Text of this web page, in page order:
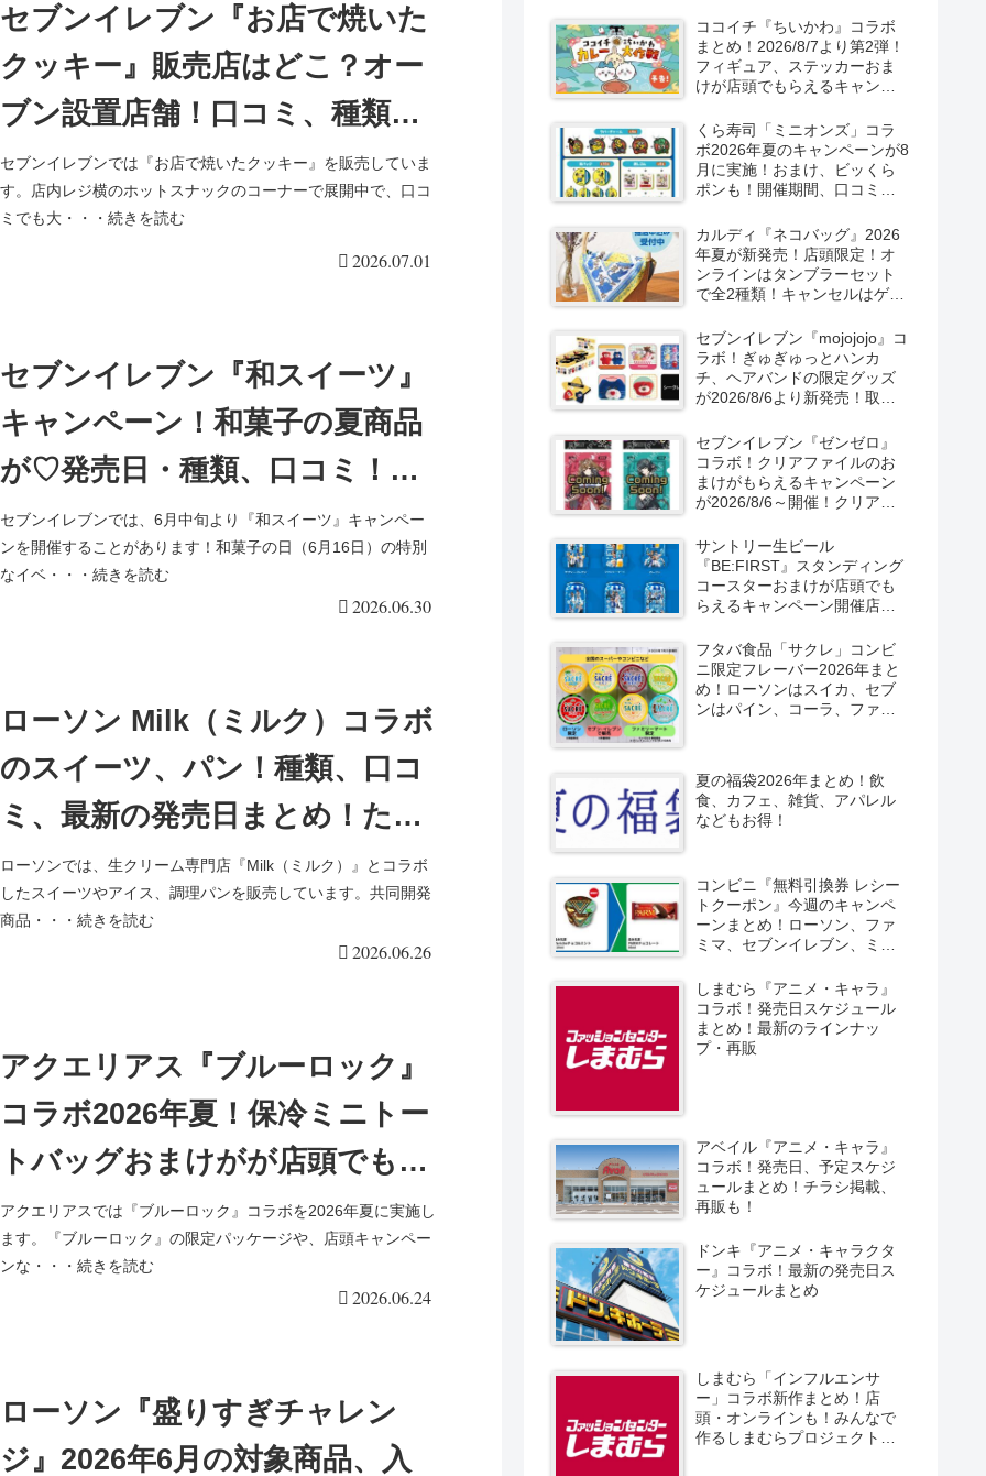
セブンイレブン『お店で焼いた
クッキー』販売店はどこ？オー
ブン設置店舗！口コミ、種類ま
とめ！抹茶も地域＆期間限定で
販売！
セブンイレブンでは『お店で焼いたクッキー』を販売していま
す。店内レジ横のホットスナックのコーナーで展開中で、口コ
ミでも大・・・続きを読む
2026.07.01
セブンイレブン『和スイーツ』
キャンペーン！和菓子の夏商品
が♡発売日・種類、口コミ！黒
糖烏龍ミルクティーパフェなど
が2026年7月より新発売！
セブンイレブンでは、6月中旬より『和スイーツ』キャンペー
ンを開催することがあります！和菓子の日（6月16日）の特別
なイベ・・・続きを読む
2026.06.30
ローソン Milk（ミルク）コラボ
のスイーツ、パン！種類、口コ
ミ、最新の発売日まとめ！たっ
ぷり生クリームサンドが
2026/6/30より新発売！
ローソンでは、生クリーム専門店『Milk（ミルク）』とコラボ
したスイーツやアイス、調理パンを販売しています。共同開発
商品・・・続きを読む
2026.06.26
アクエリアス『ブルーロック』
コラボ2026年夏！保冷ミニトー
トバッグおまけがが店頭でもら
えるキャンペーンが実施！開催
店はどこ？
アクエリアスでは『ブルーロック』コラボを2026年夏に実施し
ます。『ブルーロック』の限定パッケージや、店頭キャンペー
ンな・・・続きを読む
2026.06.24
ローソン『盛りすぎチャレン
ジ』2026年6月の対象商品、入
LostWordのプラモ風アクキ
ー、カラビナ、クリアファイ
ルが2026/8/7より新発売！
ココイチ『ちいかわ』コラボ
まとめ！2026/8/7より第2弾！
フィギュア、ステッカーおま
けが店頭でもらえるキャンペ
る！
くら寿司「ミニオンズ」コラ
ボ2026年夏のキャンペーンが8
月に実施！おまけ、ビッくら
ポンも！開催期間、口コミ、
カルディ『ネコバッグ』2026
年夏が新発売！店頭限定！オ
ンラインはタンブラーセット
で全2種類！キャンセルはゲリ
セブンイレブン『mojojojo』コ
ラボ！ぎゅぎゅっとハンカ
チ、ヘアバンドの限定グッズ
が2026/8/6より新発売！取扱
セブンイレブン『ゼンゼロ』
コラボ！クリアファイルのお
まけがもらえるキャンペーン
が2026/8/6～開催！クリアカ
売！
サントリー生ビール
『BE:FIRST』スタンディング
コースターおまけが店頭でも
らえるキャンペーン開催店は
定で6種類！見分け方！セブ
ン、ファミマ、ローソン、デ
イリーヤマザキ、ミニストッ
プなどで！クーラーバッグ
フタバ食品「サクレ」コンビ
ニ限定フレーバー2026年まと
め！ローソンはスイカ、セブ
ンはパイン、コーラ、ファミ
夏の福袋2026年まとめ！飲
食、カフェ、雑貨、アパレル
などもお得！
コンビニ『無料引換券 レシー
トクーポン』今週のキャンペ
ーンまとめ！ローソン、ファ
ミマ、セブンイレブン、ミニ
しまむら『アニメ・キャラ』
コラボ！発売日スケジュール
まとめ！最新のラインナッ
プ・再販
アベイル『アニメ・キャラ』
コラボ！発売日、予定スケジ
ュールまとめ！チラシ掲載、
再販も！
ドンキ『アニメ・キャラクタ
ー』コラボ！最新の発売日ス
ケジュールまとめ
しまむら「インフルエンサ
ー」コラボ新作まとめ！店
頭・オンラインも！みんなで
作るしまむらプロジェクト！